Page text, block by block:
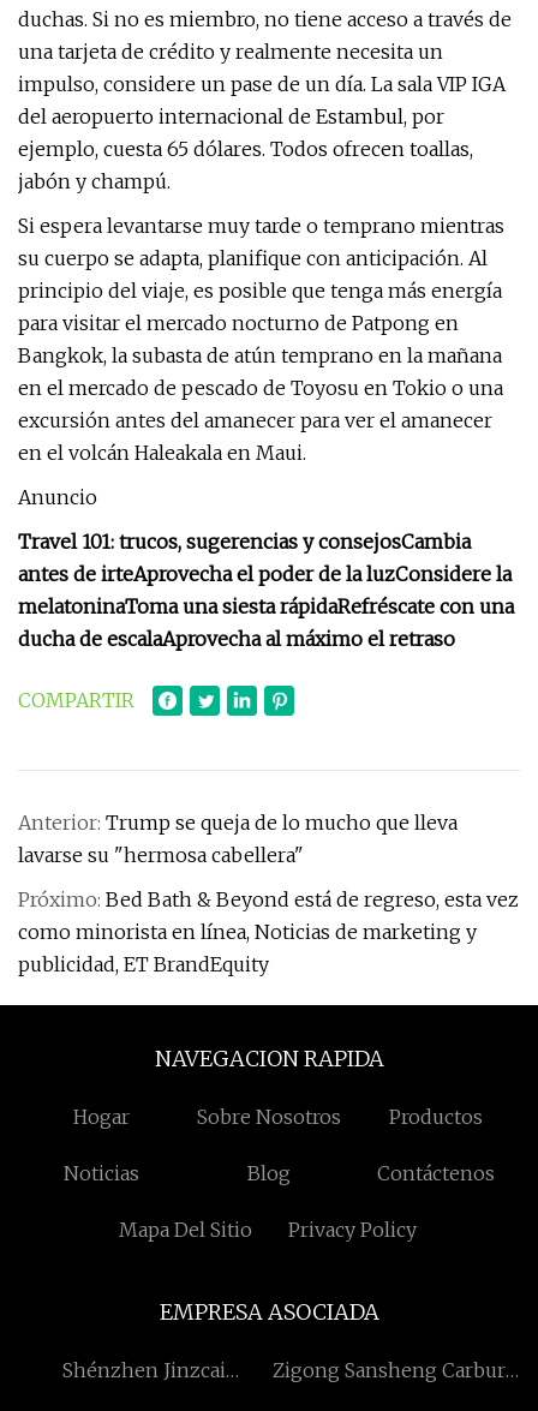
duchas. Si no es miembro, no tiene acceso a través de
una tarjeta de crédito y realmente necesita un
impulso, considere un pase de un día. La sala VIP IGA
del aeropuerto internacional de Estambul, por
ejemplo, cuesta 65 dólares. Todos ofrecen toallas,
jabón y champú.
Si espera levantarse muy tarde o temprano mientras
su cuerpo se adapta, planifique con anticipación. Al
principio del viaje, es posible que tenga más energía
para visitar el mercado nocturno de Patpong en
Bangkok, la subasta de atún temprano en la mañana
en el mercado de pescado de Toyosu en Tokio o una
excursión antes del amanecer para ver el amanecer
en el volcán Haleakala en Maui.
Anuncio
Travel 101: trucos, sugerencias y consejosCambia
antes de irteAprovecha el poder de la luzConsidere la
melatoninaToma una siesta rápidaRefréscate con una
ducha de escalaAprovecha al máximo el retraso
COMPARTIR
Anterior: Trump se queja de lo mucho que lleva
lavarse su "hermosa cabellera"
Próximo: Bed Bath & Beyond está de regreso, esta vez
como minorista en línea, Noticias de marketing y
publicidad, ET BrandEquity
NAVEGACION RAPIDA
Hogar Sobre Nosotros Productos
Noticias Blog Contáctenos
Mapa Del Sitio Privacy Policy
EMPRESA ASOCIADA
Shénzhen Jinzcai
Zigong Sansheng Carburo